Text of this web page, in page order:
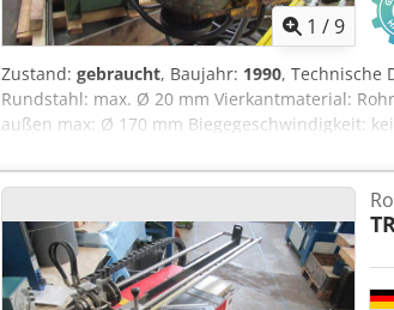
1 /9
Zustand: gebraucht, Baujahr: 1990, Technische
Rundstahl: max. Ø 20 mm Vierkantmaterial:
außen max: Ø 170 mm Biegegeschwindigkeit:
Software RC 7000 Maschinengewicht ca.: 2,8 t
Abmessung Maschine ca. LxBxH: 5,1 x 0,7 x
Rechteckrohren und Rundstangen sowie
Programmierung manuell Rechteck-Rohr 42 x
Bedientafel Zubehör: -div. Biegewerkzeuge für
Spannmittel Dodpfx Ahou Ibvujtsck *